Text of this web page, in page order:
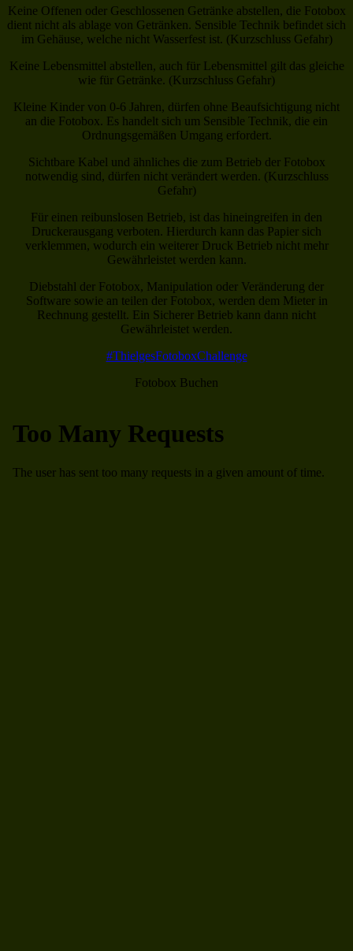
Keine Offenen oder Geschlossenen Getränke abstellen, die Fotobox
dient nicht als ablage von Getränken. Sensible Technik befindet sich
im Gehäuse, welche nicht Wasserfest ist. (Kurzschluss Gefahr)
Keine Lebensmittel abstellen, auch für Lebensmittel gilt das gleiche
wie für Getränke. (Kurzschluss Gefahr)
Kleine Kinder von 0-6 Jahren, dürfen ohne Beaufsichtigung nicht
an die Fotobox. Es handelt sich um Sensible Technik, die ein
Ordnungsgemäßen Umgang erfordert.
Sichtbare Kabel und ähnliches die zum Betrieb der Fotobox
notwendig sind, dürfen nicht verändert werden. (Kurzschluss
Gefahr)
Für einen reibunslosen Betrieb, ist das hineingreifen in den
Druckerausgang verboten. Hierdurch kann das Papier sich
verklemmen, wodurch ein weiterer Druck Betrieb nicht mehr
Gewährleistet werden kann.
Diebstahl der Fotobox, Manipulation oder Veränderung der
Software sowie an teilen der Fotobox, werden dem Mieter in
Rechnung gestellt. Ein Sicherer Betrieb kann dann nicht
Gewährleistet werden.
#ThielgesFotoboxChallenge
Fotobox Buchen